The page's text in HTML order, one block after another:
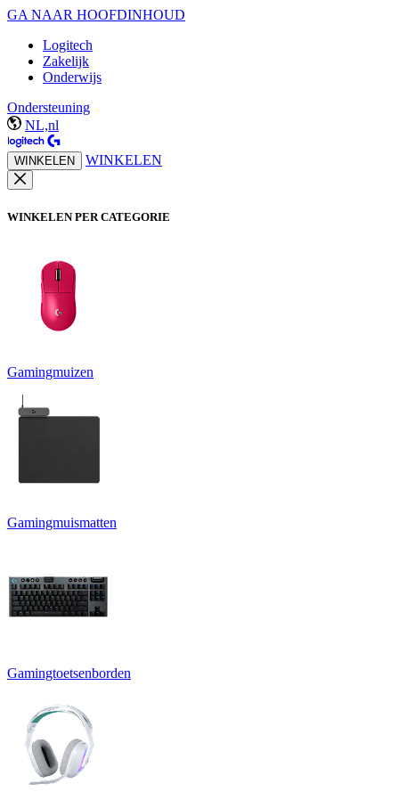
GA NAAR HOOFDINHOUD
Logitech
Zakelijk
Onderwijs
Ondersteuning
NL,nl
WINKELEN WINKELEN
WINKELEN PER CATEGORIE
Gamingmuizen
Gamingmuismatten
Gamingtoetsenborden